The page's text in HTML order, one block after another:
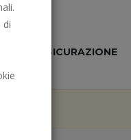
ASSICURAZIONE
di